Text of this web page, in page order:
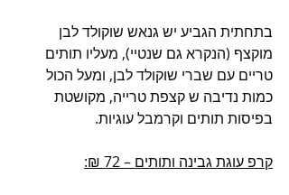
בתחתית הגביע יש גנאש שוקולד לבן
מוקצף (הנקרא גם שנטיי), מעליו תותים
טריים עם שברי שוקולד לבן, ומעל הכול
כמות נדיבה ש קצפת טרייה, מקושטת
בפיסות תותים וקרמבל עוגיות.
קרפ עוגת גבינה ותותים – 72 ₪: